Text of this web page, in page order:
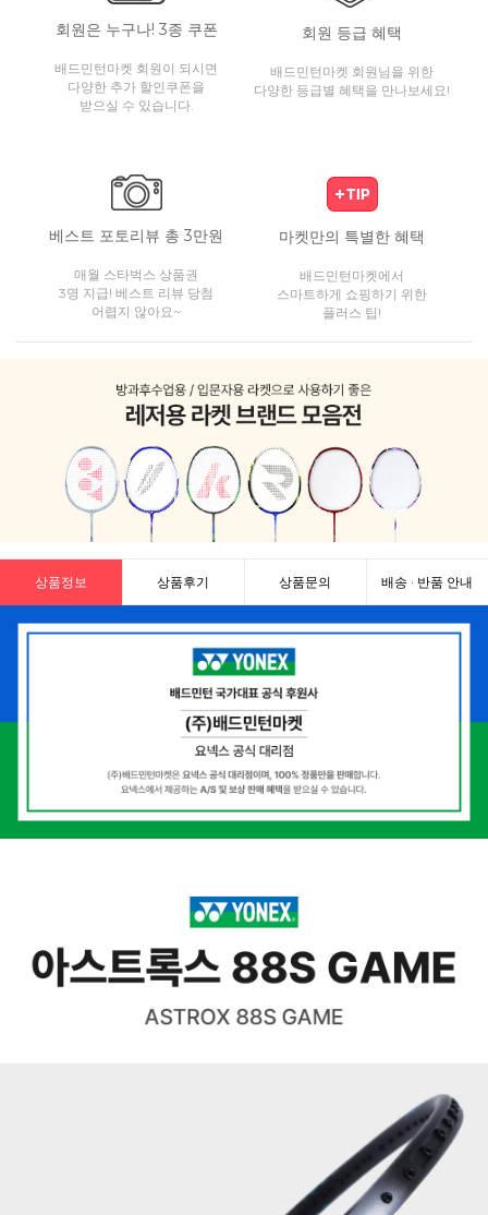
회원은 누구나! 3종 쿠폰
배드민턴마켓 회원이 되시면
다양한 추가 할인쿠폰을
받으실 수 있습니다.
회원 등급 혜택
배드민턴마켓 회원님을 위한
다양한 등급별 혜택을 만나보세요!
베스트 포토리뷰 총 3만원
매월 스타벅스 상품권
3명 지급! 베스트 리뷰 당첨
어렵지 않아요~
마켓만의 특별한 혜택
배드민턴마켓에서
스마트하게 쇼핑하기 위한
플러스 팁!
상품정보 상품후기 상품문의 배송 · 반품 안내